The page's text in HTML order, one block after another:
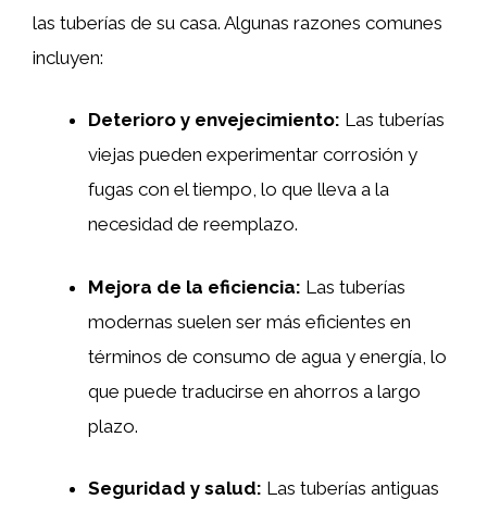
las tuberías de su casa. Algunas razones comunes
incluyen:
Deterioro y envejecimiento: Las tuberías
viejas pueden experimentar corrosión y
fugas con el tiempo, lo que lleva a la
necesidad de reemplazo.
Mejora de la eficiencia: Las tuberías
modernas suelen ser más eficientes en
términos de consumo de agua y energía, lo
que puede traducirse en ahorros a largo
plazo.
Seguridad y salud: Las tuberías antiguas